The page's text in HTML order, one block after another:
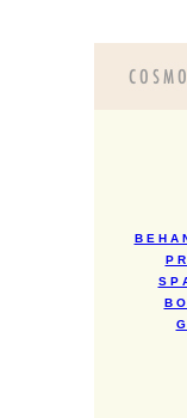
B E H A
P
S P
B